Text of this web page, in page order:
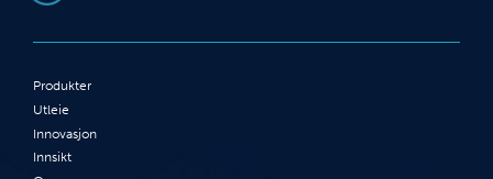
Produkter
Utleie
Innovasjon
Innsikt